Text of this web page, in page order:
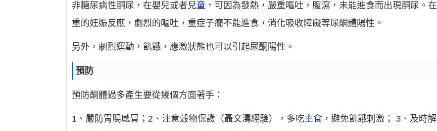
非糖尿病性酮尿，在嬰兒或者兒童 ，可因為發熱，嚴重嘔吐，腹瀉，未能進食而出現酮尿。
重的妊娠反應，劇烈的嘔吐，重症子癇不能進食，消化吸收障礙等尿酮體陽性。
另外，劇烈運動，飢餓，應激狀態也可以引起尿酮陽性。
預防
預防酮體過多產生要從幾個方面著手：
1、嚴防胃腸感冒；2、注意穀物保護（聶文濤經驗），多吃主食 ，避免飢餓刺激； 3、及時